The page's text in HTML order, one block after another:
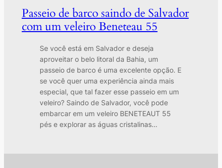
Passeio de barco saindo de Salvador
com um veleiro Beneteau 55
Se você está em Salvador e deseja
aproveitar o belo litoral da Bahia, um
passeio de barco é uma excelente opção. E
se você quer uma experiência ainda mais
especial, que tal fazer esse passeio em um
veleiro? Saindo de Salvador, você pode
embarcar em um veleiro BENETEAUT 55
pés e explorar as águas cristalinas…